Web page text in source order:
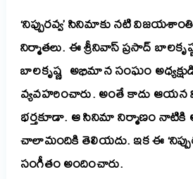
‘నిప్పురవ్వ’ సినిమాకు నటి
నిర్మాతలు. ఈ శ్రీనివాస్ ప్రసాద్
బాలకృష్ణ అభిమాన సంఘం
వ్యవహరించారు. అంతే కాదు
భర్తకూడా. ఆ సినిమా నిర్మాణం
చాలామందికి తెలియదు. ఇక ఈ
సంగీతం అందించారు.